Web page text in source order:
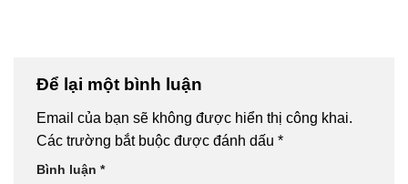
Để lại một bình luận
Email của bạn sẽ không được hiển thị công khai.
Các trường bắt buộc được đánh dấu *
Bình luận *